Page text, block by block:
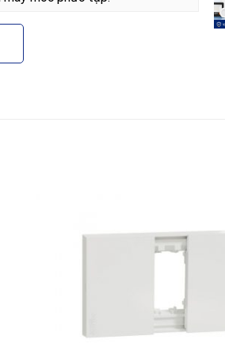
Thay vì phải kiểm tra bằng
hoặc hành lang để báo
cộng hoặc bảng điều khiển kỹ